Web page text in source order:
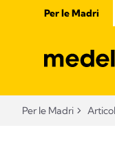
Per le Madri
Per le Madri